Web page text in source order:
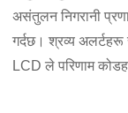
असंतुलन निगरानी
गर्दछ। श्रव्य
LCD ले परिणाम